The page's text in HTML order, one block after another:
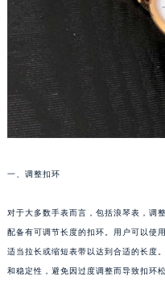
一、调整扣环
对于大多数手表而言，包括浪琴表，调
配备有可调节长度的扣环。用户可以使
适当拉长或缩短表带以达到合适的长度
和稳定性，避免因过度调整而导致扣环